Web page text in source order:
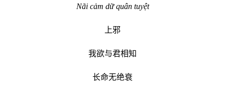
Nãi cảm dữ quân tuyệt
上邪
我欲与君相知
长命无绝衰